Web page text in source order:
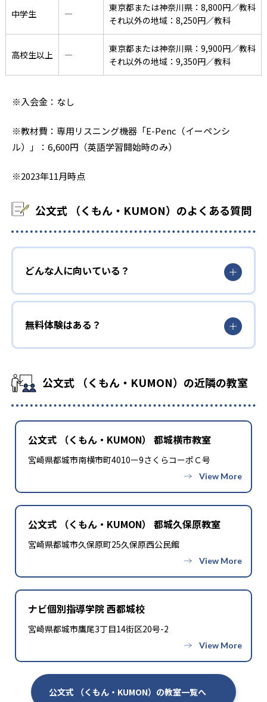
中学生 ―
東京都または神奈川県：8,800円／教科
それ以外の地域：8,250円／教科
高校生以上 ―
東京都または神奈川県：9,900円／教科
それ以外の地域：9,350円／教科
※入会金：なし
※教材費：専用リスニング機器「E-Penc（イーペンシ
ル）」：6,600円（英語学習開始時のみ）
※2023年11月時点
公文式 （くもん・KUMON）のよくある質問
どんな人に向いている？
無料体験はある？
公文式 （くもん・KUMON）の近隣の教室
公文式 （くもん・KUMON） 都城横市教室
宮崎県都城市南横市町4010ー9さくらコーポＣ号
公文式 （くもん・KUMON） 都城久保原教室
宮崎県都城市久保原町25久保原西公民館
ナビ個別指導学院 西都城校
宮崎県都城市鷹尾3丁目14街区20号-2
公文式 （くもん・KUMON）の教室一覧へ